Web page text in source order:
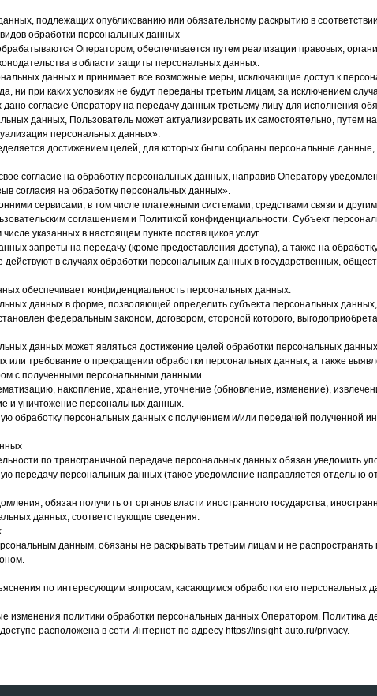
подлежащих опубликованию или обязательному раскрытию в
обработки персональных данных
Оператором, обеспечивается путем реализации правовых,
в области защиты персональных данных.
данных и принимает все возможные меры, исключающие доступ к
ни при каких условиях не будут переданы третьим лицам, за исключением
согласие Оператору на передачу данных третьему лицу для исполнения
данных, Пользователь может актуализировать их самостоятельно, путем
персональных данных».
достижением целей, для которых были собраны персональные
согласие на обработку персональных данных, направив Оператору
согласия на обработку персональных данных».
сервисами, в том числе платежными системами, средствами связи и
соглашением и Политикой конфиденциальности. Субъект
указанных в настоящем пункте поставщиков услуг.
запреты на передачу (кроме предоставления доступа), а также на
в случаях обработки персональных данных в государственных,
обеспечивает конфиденциальность персональных данных.
данных в форме, позволяющей определить субъекта персональных
федеральным законом, договором, стороной которого,
данных может являться достижение целей обработки персональных
или требование о прекращении обработки персональных данных, а также
с полученными персональными данными
накопление, хранение, уточнение (обновление, изменение),
и уничтожение персональных данных.
обработку персональных данных с получением и/или передачей
по трансграничной передаче персональных данных обязан уведомить
передачу персональных данных (такое уведомление направляется отдельно
обязан получить от органов власти иностранного государства,
данных, соответствующие сведения.
данным, обязаны не раскрывать третьим лицам и не
по интересующим вопросам, касающимся обработки его персональных
изменения политики обработки персональных данных Оператором. Политика
расположена в сети Интернет по адресу https://insight-auto.ru/privacy.
Каталог
Главная
Электронная почта
Адреса
г. Владивосток, Нижнепортовая ул., д.1, оф.147
г. Москва (Щелково), ул. Заречная, дом 105
Телефоны
+7 (495) 085-14-18